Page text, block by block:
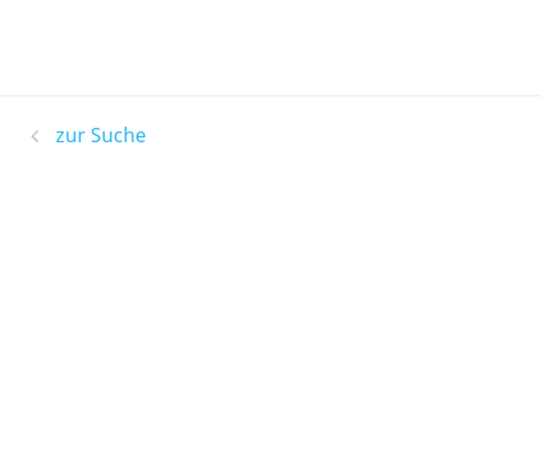
zur Suche